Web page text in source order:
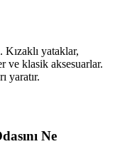
Kızaklı yataklar,
ve klasik aksesuarlar.
yaratır.
Ne